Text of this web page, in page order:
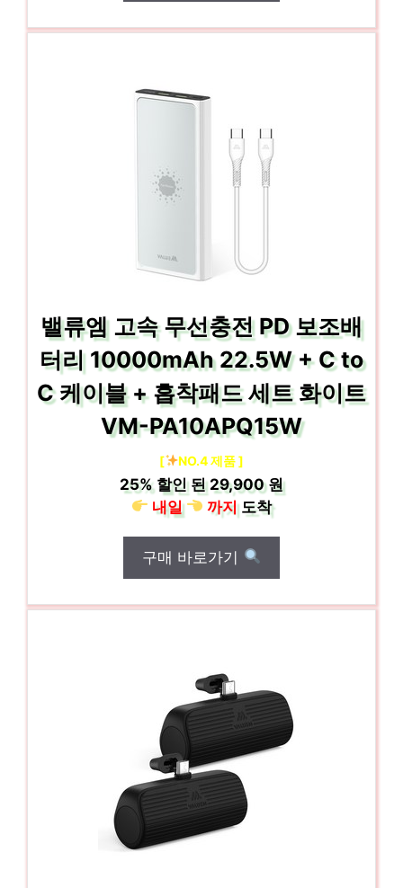
밸류엠 고속 무선충전 PD 보조배
터리 10000mAh 22.5W + C to
C 케이블 + 흡착패드 세트 화이트
VM-PA10APQ15W
[ NO.4 제품 ]
25% 할인 된29,900 원
내일
까지도착
구매 바로가기